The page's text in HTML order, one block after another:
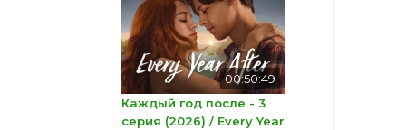
00:50:49
Каждый год после - 3
серия (2026) / Every Year